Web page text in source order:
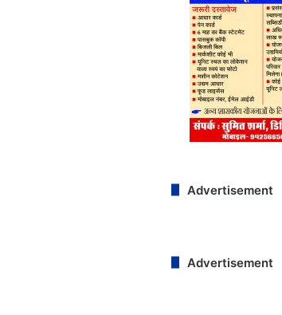
Advertisement
Advertisement